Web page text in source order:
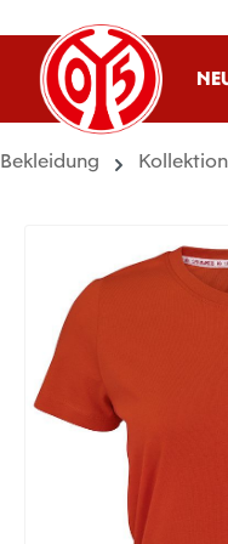
Hauptinhalt springen
Zur Suche springen
Zur Hauptnavigation
Bekleidung